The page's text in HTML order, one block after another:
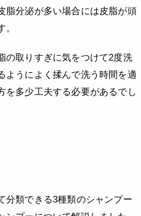
脂分泌が多い場合には皮脂が頭
の取りすぎに気をつけて2度洗
ようによく揉んで洗う時間を適
を多少工夫する必要があるでし
分類できる3種類のシャンプー